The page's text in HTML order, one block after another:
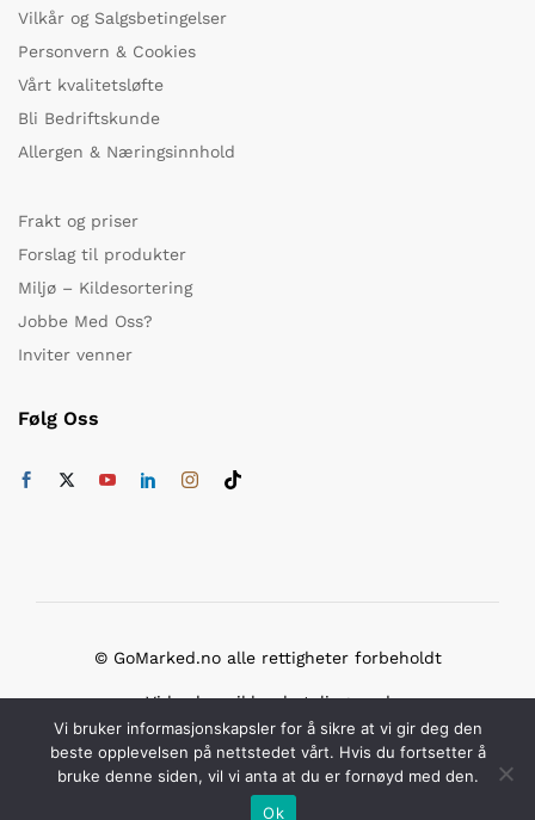
Vilkår og Salgsbetingelser
Personvern & Cookies
Vårt kvalitetsløfte
Bli Bedriftskunde
Allergen & Næringsinnhold
Frakt og priser
Forslag til produkter
Miljø – Kildesortering
Jobbe Med Oss?
Inviter venner
Følg Oss
© GoMarked.no alle rettigheter forbeholdt
Vi bruker sikker betaling med
Vi bruker informasjonskapsler for å sikre at vi gir deg den
beste opplevelsen på nettstedet vårt. Hvis du fortsetter å
bruke denne siden, vil vi anta at du er fornøyd med den.
Ok